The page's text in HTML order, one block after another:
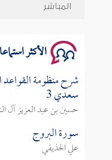
سلسلة
المباشر
الأكثر
شرح منظومة القواعد
سعدي 3
حسين بن عبد العزيز آل
سورة البروج
علي الحذيفي